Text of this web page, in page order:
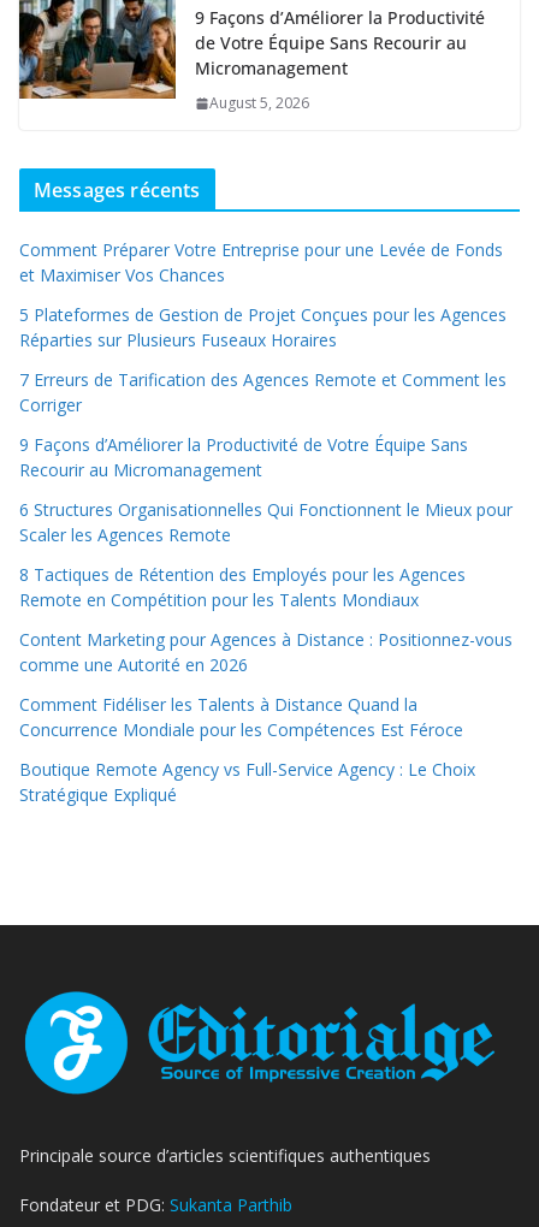
9 Façons d’Améliorer la Productivité
de Votre Équipe Sans Recourir au
Micromanagement
August 5, 2026
Messages récents
Comment Préparer Votre Entreprise pour une Levée de Fonds
et Maximiser Vos Chances
5 Plateformes de Gestion de Projet Conçues pour les Agences
Réparties sur Plusieurs Fuseaux Horaires
7 Erreurs de Tarification des Agences Remote et Comment les
Corriger
9 Façons d’Améliorer la Productivité de Votre Équipe Sans
Recourir au Micromanagement
6 Structures Organisationnelles Qui Fonctionnent le Mieux pour
Scaler les Agences Remote
8 Tactiques de Rétention des Employés pour les Agences
Remote en Compétition pour les Talents Mondiaux
Content Marketing pour Agences à Distance : Positionnez-vous
comme une Autorité en 2026
Comment Fidéliser les Talents à Distance Quand la
Concurrence Mondiale pour les Compétences Est Féroce
Boutique Remote Agency vs Full-Service Agency : Le Choix
Stratégique Expliqué
Principale source d’articles scientifiques authentiques
Fondateur et PDG: Sukanta Parthib